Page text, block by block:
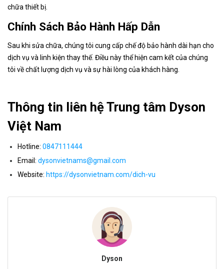
chữa thiết bị.
Chính Sách Bảo Hành Hấp Dẫn
Sau khi sửa chữa, chúng tôi cung cấp chế độ bảo hành dài hạn cho
dịch vụ và linh kiện thay thế. Điều này thể hiện cam kết của chúng
tôi về chất lượng dịch vụ và sự hài lòng của khách hàng.
Thông tin liên hệ Trung tâm Dyson
Việt Nam
Hotline: 0847111444
Email: dysonvietnams@gmail.com
Website: https://dysonvietnam.com/dich-vu
Dyson